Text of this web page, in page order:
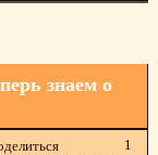
знаем о
1